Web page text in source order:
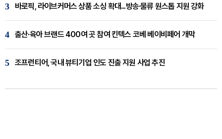
3 바로픽, 라이브커머스 상품 소싱 확대...방송·물류 원스톱 지원 강화
4 출산·육아 브랜드 400여 곳 참여 킨텍스 코베 베이비페어 개막
5 조프런티어, 국내 뷰티기업 인도 진출 지원 사업 추진